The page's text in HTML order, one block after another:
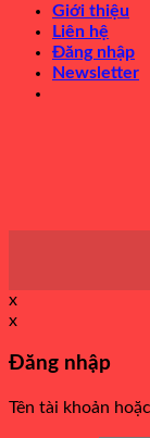
Giới thiệu
Liên hệ
Đăng nhập
Newsletter
x
x
Đăng nhập
Tên tài khoản